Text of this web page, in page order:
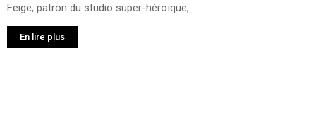
Feige, patron du studio super-héroïque,...
En lire plus